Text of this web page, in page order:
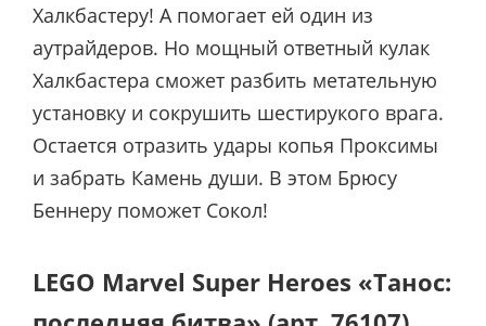
Халкбастеру! А помогает ей один из
аутрайдеров. Но мощный ответный кулак
Халкбастера сможет разбить метательную
установку и сокрушить шестирукого врага.
Остается отразить удары копья Проксимы
и забрать Камень души. В этом Брюсу
Беннеру поможет Сокол!
LEGO Marvel Super Heroes «Танос: